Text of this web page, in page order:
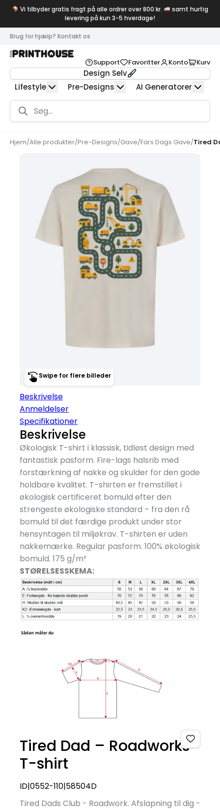
Vi tilbyder gratis fragt på alle ordrer over 800 kr.
samt hurtig
levering på kun 3-5 hverdage!
Brug for hjælp? Kontakt os
Support Favoritter Konto Kurv
Design Selv
Lifestyle
Pre-Designs AI Generatorer
Products
search
Hjem/Alle produkter/Pre-Designs/Gave/Fars Dags Gave/Tired
Swipe for flere billeder
Beskrivelse
Anmeldelser
Specifikationer
Beskrivelse
Økologisk T-shirt i klassisk, tidløst design med
fantastisk pasform. Fire-lags halsrib med
forstærkning af nakke og skulder for den gode
holdbare kvalitet. T-shirten er fremstillet i
økologisk certificeret bomuld efter den
strengeste økologiske standard – fra den rå
bomuld til det færdige produkt under stor
hensyntagen til miljøkrav. T-shirten er uden
nakkemærke. Regular pasform. 100% økologisk
bomuld. 175 g/m²
STØRELSESSKEMA:
Tired Dad – Roadworks
T-shirt
ID|0552-110|58504D
Tired Dads Club - Roadwork. Afslapning til dig -